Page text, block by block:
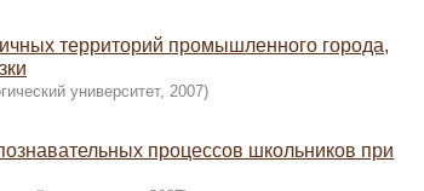
территорий промышленного города,
университет, 2007)
процессов школьников при